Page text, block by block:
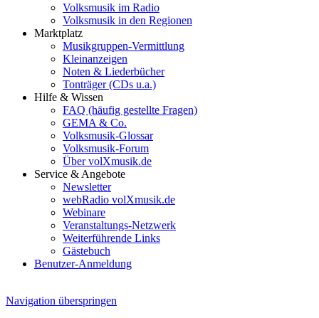
Volksmusik im Radio
Volksmusik in den Regionen
Marktplatz
Musikgruppen-Vermittlung
Kleinanzeigen
Noten & Liederbücher
Tonträger (CDs u.a.)
Hilfe & Wissen
FAQ (häufig gestellte Fragen)
GEMA & Co.
Volksmusik-Glossar
Volksmusik-Forum
Über volXmusik.de
Service & Angebote
Newsletter
webRadio volXmusik.de
Webinare
Veranstaltungs-Netzwerk
Weiterführende Links
Gästebuch
Benutzer-Anmeldung
Navigation überspringen